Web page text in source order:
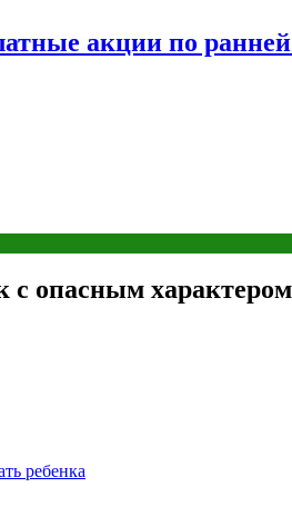
акции по
с опасным характером
ребенка